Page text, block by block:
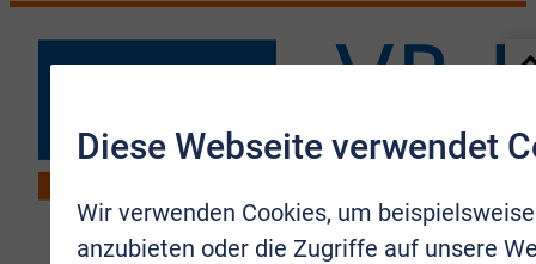
Diese Webseite verwendet
Wir verwenden Cookies, um
anzubieten oder die Zugriffe auf unsere